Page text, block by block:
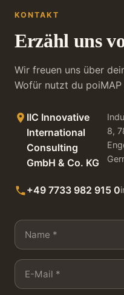
KONTAKT
Erzähl uns
Wir freuen uns über
Wofür nutzt du
IIC Innovative
International
Consulting
GmbH & Co. KG
8,
+49 7733 982 915 0